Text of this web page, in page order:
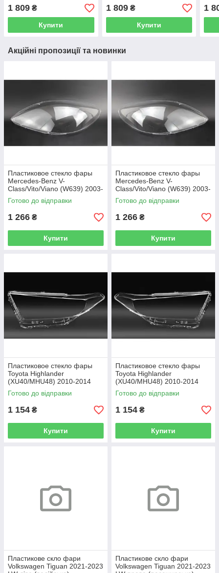
1 809 ₴
Купити
(пасажирське)
1 809₴
Купити
1
Акційні пропозиції та новинки
Пластиковое стекло фары
Mercedes-Benz V-
Class/Vito/Viano (W639) 2003-
2010 левое (водительское)
Готово до відправки
1 266 ₴
Купити
Пластиковое стекло фары
Mercedes-Benz V-
Class/Vito/Viano (W639) 2003-
2010 правое (пассажирское)
Готово до відправки
1 266 ₴
Купити
Пластиковое стекло фары
Toyota Highlander
(XU40/MHU48) 2010-2014
левое (водительское)
Готово до відправки
1 154 ₴
Купити
Пластиковое стекло фары
Toyota Highlander
(XU40/MHU48) 2010-2014
правое (пассажирское)
Готово до відправки
1 154 ₴
Купити
Пластикове скло фари
Volkswagen Tiguan 2021-2023
Пластикове скло фари
Volkswagen Tiguan 2021-2023